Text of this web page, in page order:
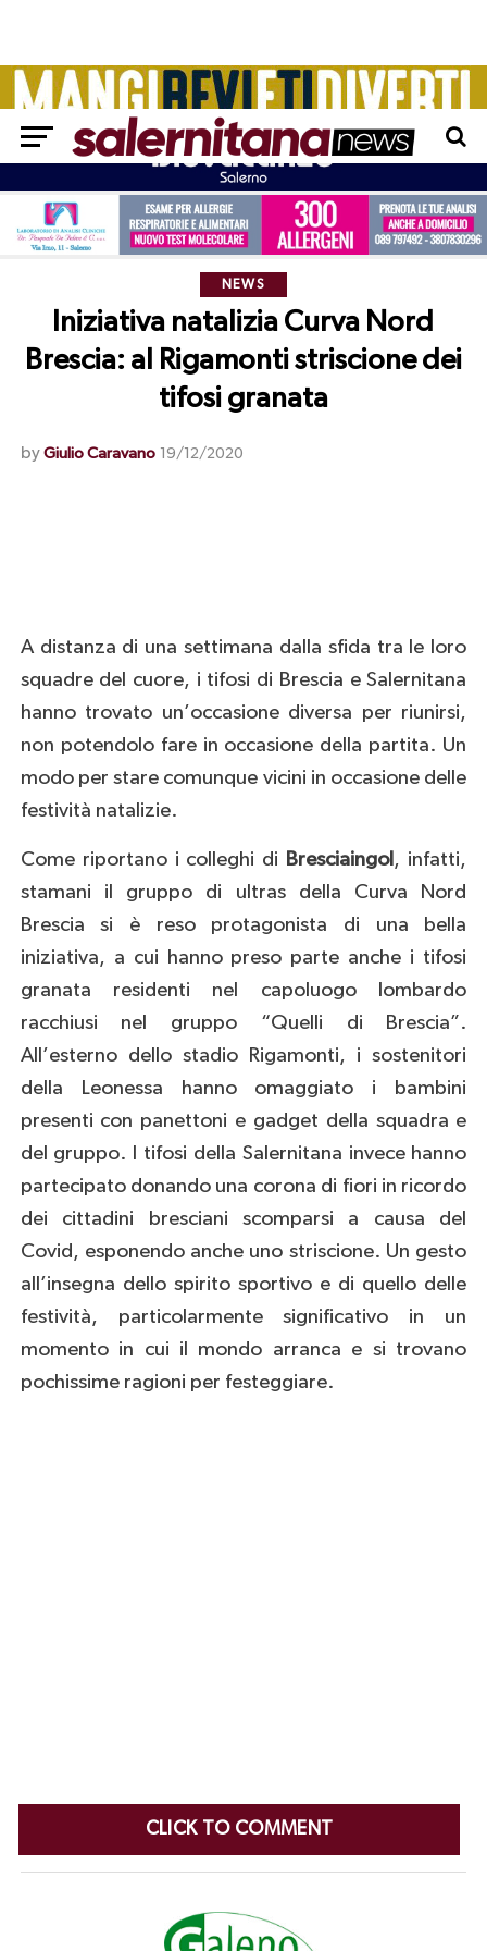
NEWS
Iniziativa natalizia Curva Nord
Brescia: al Rigamonti striscione dei
tifosi granata
by Giulio Caravano 19/12/2020
A distanza di una settimana dalla sfida tra le loro
squadre del cuore, i tifosi di Brescia e Salernitana
hanno trovato un’occasione diversa per riunirsi,
non potendolo fare in occasione della partita. Un
modo per stare comunque vicini in occasione delle
festività natalizie.
Come riportano i colleghi di Bresciaingol , infatti,
stamani il gruppo di ultras della Curva Nord
Brescia si è reso protagonista di una bella
iniziativa, a cui hanno preso parte anche i tifosi
granata residenti nel capoluogo lombardo
racchiusi nel gruppo “Quelli di Brescia”.
All’esterno dello stadio Rigamonti, i sostenitori
della Leonessa hanno omaggiato i bambini
presenti con panettoni e gadget della squadra e
del gruppo. I tifosi della Salernitana invece hanno
partecipato donando una corona di fiori in ricordo
dei cittadini bresciani scomparsi a causa del
Covid, esponendo anche uno striscione. Un gesto
all’insegna dello spirito sportivo e di quello delle
festività, particolarmente significativo in un
momento in cui il mondo arranca e si trovano
pochissime ragioni per festeggiare.
CLICK TO COMMENT